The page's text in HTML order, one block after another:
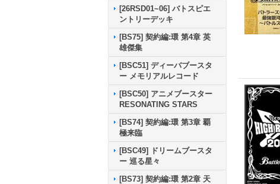
[26RSD01~06] バトスピエ
ントリーデッキ
[BS75] 契約編:環 第4章 英
雄傑集
[BSC51] ディーバブースタ
ー メモリアルレコード
[BSC50] アニメブースター
RESONATING STARS
[BS74] 契約編:環 第3章 覇
極来臨
[BSC49] ドリームブースタ
ー 巡る星々
[BS73] 契約編:環 第2章 天